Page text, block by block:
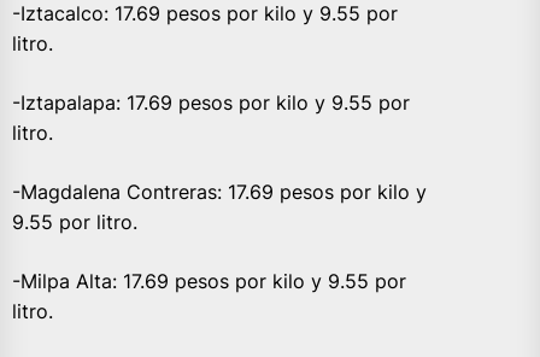
-Iztacalco: 17.69 pesos por kilo y 9.55 por
litro.
-Iztapalapa: 17.69 pesos por kilo y 9.55 por
litro.
-Magdalena Contreras: 17.69 pesos por kilo y
9.55 por litro.
-Milpa Alta: 17.69 pesos por kilo y 9.55 por
litro.